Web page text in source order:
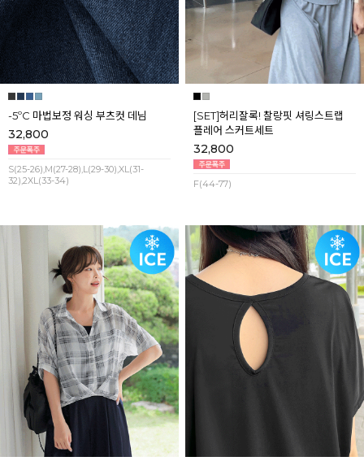
-5ºC 마법보정 워싱 부츠컷 데님
32,800
S(25-26),M(27-28),L(29-30),XL(31-
32),2XL(33-34)
[SET]허리잘록! 찰랑핏 셔링스트랩
플레어 스커트세트
32,800
F(44-77)